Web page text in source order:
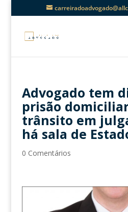
Advogado tem
prisão
trânsito em
há sala de
0 Comentários